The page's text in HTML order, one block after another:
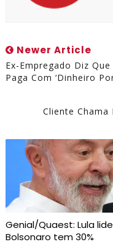
Newer Article
Ex-Empregado Diz
Paga Com ‘dinheiro
Cliente
Genial/Quaest: Lula
Bolsonaro tem 30%